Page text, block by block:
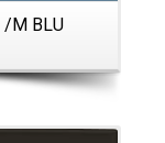
/M BLU